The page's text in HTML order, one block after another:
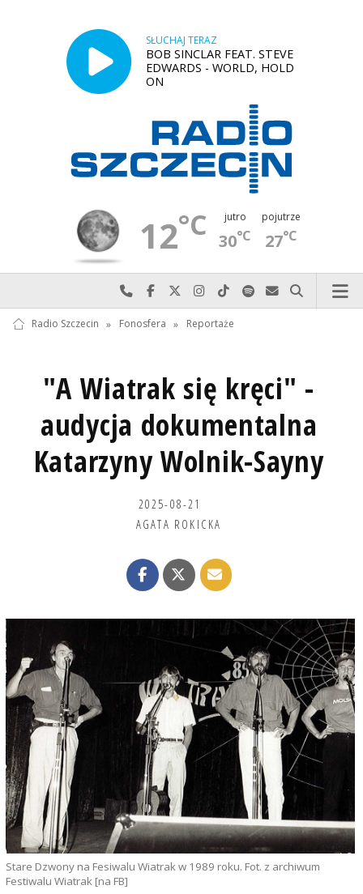
SŁUCHAJ TERAZ
BOB SINCLAR FEAT. STEVE
EDWARDS - WORLD, HOLD
ON
12°C jutro
30°C
pojutrze
27°C
Najlepiej po prostu do nas zadzwoń
Odwiedź nas na Facebook-u
Odwiedź nas na X
Odwiedź nas na Instagram-ie
Odwiedź nas na TikTok-u
Szukaj nas na Spotify
Wyślij do nas
Szukaj
Radio Szczecin » Fonosfera » Reportaże
"A Wiatrak się kręci" -
audycja dokumentalna
Katarzyny Wolnik-Sayny
2025-08-21
AGATA ROKICKA
Stare Dzwony na Fesiwalu Wiatrak w 1989 roku. Fot. z archiwum
Festiwalu Wiatrak [na FB]